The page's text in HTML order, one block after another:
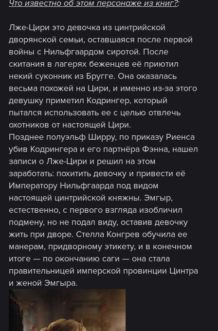
Что известно об этом персонаже из книг?:
Лже-Цири это девочка из цинтрийской
дворянской семьи, оставшаяся после первой
войны с Нильфгаардом сиротой. После
скитания в лагерях беженцев её приютил
некий суконник из Бругге. Она оказалась
весьма похожей на Цири, и именно из-за этого
девушку приметил Кодрингер, который
пытался использовать ее с целью отвлечь
охотников от настоящей Цири.
Позднее полуэльф Ширру, по приказу Риенса
убив Кодрингера и его партнёра Фэнна, нашел
записи о Лже-Цири и решил на этом
заработать: похитить девочку и привести её
Императору Нильфгаарда под видом
настоящей цинтрийской княжны. Эмгыр,
естественно, с первого взгляда изобличил
подмену, но не подал виду, оставив девочку
жить при дворе. Стелла Конгрев обучила ее
манерам, придворному этикету, и в конечном
итоге — по окончанию саги — она стала
правительницей имперской провинции Цинтра
и женой Эмгыра.